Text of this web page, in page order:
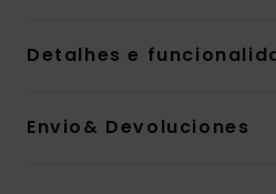
Detalhes e
Envio& Devoluciones